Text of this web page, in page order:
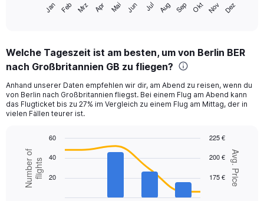
Range:
12
The
chart
has
displaying
values.
Range:
Jan Feb Mrz Apr Mai Jun Jul Aug Sep Okt Nov Dez
Welche Tageszeit ist am besten, um von Berlin BER
nach Großbritannien GB zu fliegen?
Anhand unserer Daten empfehlen wir dir, am Abend zu reisen, wenn du
von Berlin nach Großbritannien fliegst. Bei einem Flug am Abend kann
das Flugticket bis zu 27% im Vergleich zu einem Flug am Mittag, der in
vielen Fällen teurer ist.
Combination
chart
with
data
Chart
graphic.
Avg. Price
Number offlights 175 €
200 €
225 €
20
40
60